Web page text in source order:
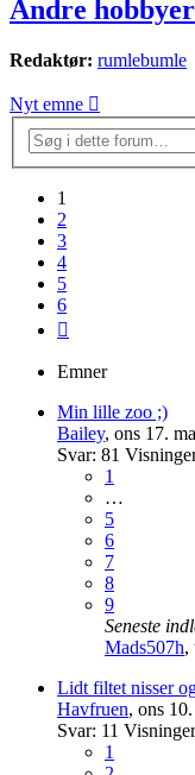
Andre hobbyer
Redaktør: rumlebumle
Nyt emne
1
2
3
4
5
6
Emner
Min lille zoo ;)
Bailey, ons 17.
Svar: 81
1
…
5
6
7
8
9
Seneste
Mads507h,
Lidt filtet nisser
Havfruen, ons
Svar: 11
1